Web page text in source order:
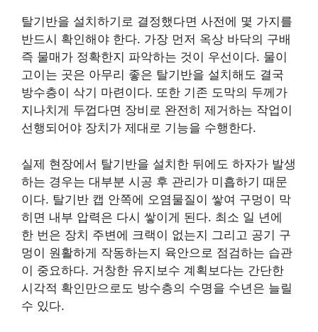
탈기반을 설치하기로 결정했다면 사전에 몇 가지를
반드시 확인해야 한다. 가장 먼저 옥상 바닥의 구배
즉 물매가 정확한지 파악하는 것이 우선이다. 물이
고이는 곳은 아무리 좋은 탈기반을 설치해도 결국
방수층이 삭기 마련이다. 또한 기존 도막의 두께가
지나치게 두껍다면 장비로 완전히 제거하는 작업이
선행되어야 장치가 제대로 기능을 수행한다.
실제 현장에서 탈기반을 설치한 뒤에도 하자가 발생
하는 경우는 대부분 시공 후 관리가 미흡하기 때문
이다. 탈기반 캡 안쪽에 오염물질이 쌓여 구멍이 막
히면 내부 압력은 다시 쌓이게 된다. 최소 일 년에
한 번은 장치 주변에 크랙이 없는지 그리고 공기 구
멍이 원활하게 작동하는지 육안으로 점검하는 습관
이 중요하다. 거창한 유지보수 계획보다는 간단한
시각적 확인만으로도 방수층의 수명을 수년은 늘릴
수 있다.